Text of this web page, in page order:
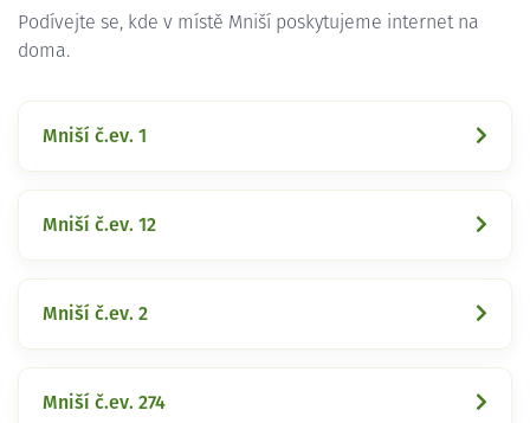
Podívejte se, kde v místě Mniší poskytujeme internet na
doma.
Mniší č.ev. 1
Mniší č.ev. 12
Mniší č.ev. 2
Mniší č.ev. 274